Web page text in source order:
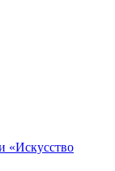
«Искусство